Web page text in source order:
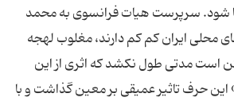
شود. سرپرست هیات فرانسوی به محمد
محلی ایران کم کم دارند، مغلوب لهجه
است مدتی طول نکشد که اثری از این
این حرف تاثیر عمیقی بر معین گذاشت و با